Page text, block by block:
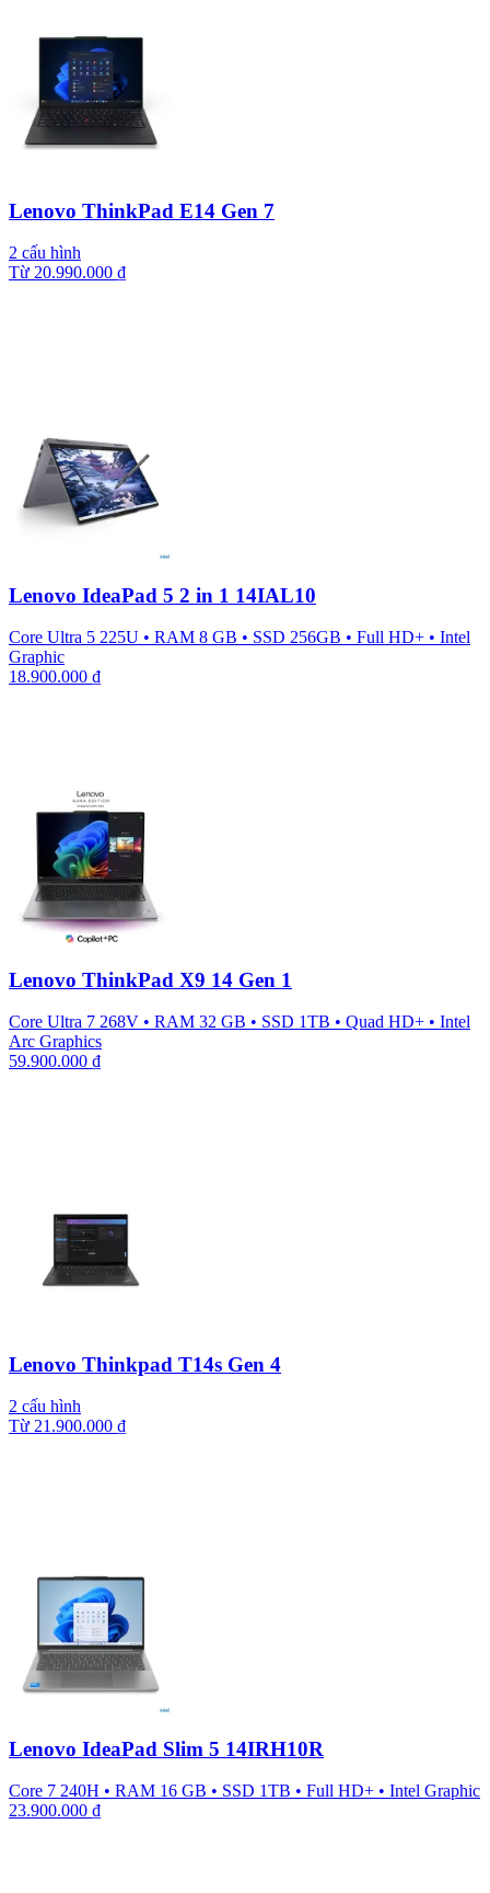
Lenovo ThinkPad E14 Gen 7
2 cấu hình
Từ 20.990.000 ₫
Lenovo IdeaPad 5 2 in 1 14IAL10
Core Ultra 5 225U • RAM 8 GB • SSD 256GB • Full HD+ • Intel
Graphic
18.900.000 ₫
Lenovo ThinkPad X9 14 Gen 1
Core Ultra 7 268V • RAM 32 GB • SSD 1TB • Quad HD+ • Intel
Arc Graphics
59.900.000 ₫
Lenovo Thinkpad T14s Gen 4
2 cấu hình
Từ 21.900.000 ₫
Lenovo IdeaPad Slim 5 14IRH10R
Core 7 240H • RAM 16 GB • SSD 1TB • Full HD+ • Intel Graphic
23.900.000 ₫